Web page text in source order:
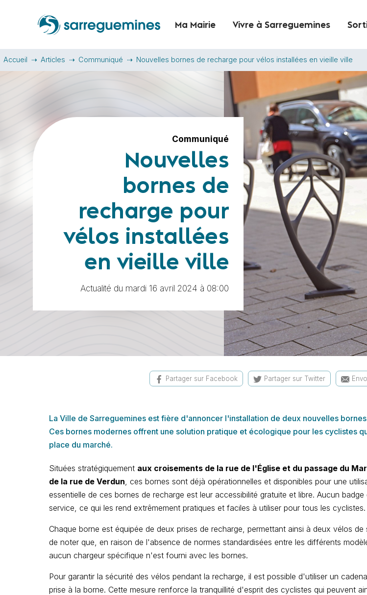
Ma Mairie Vivre à Sarreguemines
Accueil Articles Communiqué Nouvelles bornes de recharge pour vélos installées en vieille ville
Communiqué
Nouvelles
bornes de
recharge pour
vélos installées
en vieille ville
Actualité du mardi 16 avril 2024 à 08:00
Partager sur Facebook Partager sur Twitter
La Ville de Sarreguemines est fière d'annoncer l'installation de deux nouvelles
Ces bornes modernes offrent une solution pratique et écologique pour les cyclistes
place du marché.
Situées stratégiquement aux croisements de la rue de l'Église et du passage du
de la rue de Verdun , ces bornes sont déjà opérationnelles et disponibles pour une
essentielle de ces bornes de recharge est leur accessibilité gratuite et libre. Aucun
service, ce qui les rend extrêmement pratiques et faciles à utiliser pour tous les cyclistes.
Chaque borne est équipée de deux prises de recharge, permettant ainsi à deux vélos
de noter que, en raison de l'absence de normes standardisées entre les différents
aucun chargeur spécifique n'est fourni avec les bornes.
Pour garantir la sécurité des vélos pendant la recharge, il est possible d'utiliser un
prise à la borne. Cette mesure renforce la tranquillité d'esprit des cyclistes qui peuvent